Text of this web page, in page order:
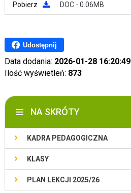
Pobierz DOC - 0.06MB
Udostępnij
Data dodania: 2026-01-28 16:20:49
Ilość wyświetleń: 873
NA SKRÓTY
KADRA PEDAGOGICZNA
KLASY
PLAN LEKCJI 2025/26